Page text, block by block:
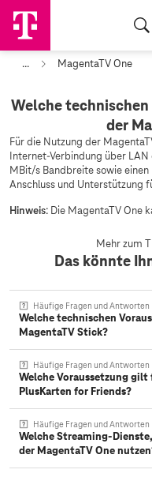
... MagentaTV One
Welche
der
Für die Nutzung der
Internet-Verbindung über
MBit/s Bandbreite sowie
Anschluss und Unterstützung
Hinweis: Die MagentaTV One
Mehr zum
Das könnte
Häufige Fragen und Antworten
Welche technischen
MagentaTV Stick?
Häufige Fragen und Antworten
Welche Voraussetzung
PlusKarten for Friends?
Häufige Fragen und Antworten
Welche Streaming-
der MagentaTV One